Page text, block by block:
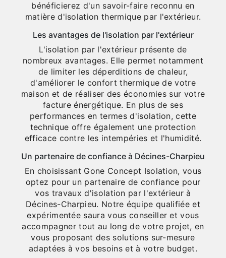
bénéficierez d'un savoir-faire reconnu en
matière d'isolation thermique par l'extérieur.
Les avantages de l'isolation par l'extérieur
L'isolation par l'extérieur présente de
nombreux avantages. Elle permet notamment
de limiter les déperditions de chaleur,
d'améliorer le confort thermique de votre
maison et de réaliser des économies sur votre
facture énergétique. En plus de ses
performances en termes d'isolation, cette
technique offre également une protection
efficace contre les intempéries et l'humidité.
Un partenaire de confiance à Décines-Charpieu
En choisissant Gone Concept Isolation, vous
optez pour un partenaire de confiance pour
vos travaux d'isolation par l'extérieur à
Décines-Charpieu. Notre équipe qualifiée et
expérimentée saura vous conseiller et vous
accompagner tout au long de votre projet, en
vous proposant des solutions sur-mesure
adaptées à vos besoins et à votre budget.